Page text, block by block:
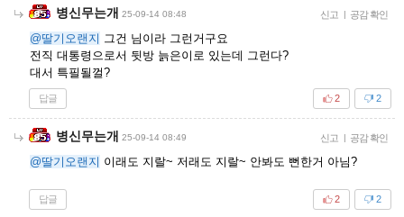
병신무는개 25-09-14 08:48 신고 | 공감 확인
@딸기오랜지 그건 님이라 그런거구요
전직 대통령으로서 뒷방 늙은이로 있는데 그런다?
대서 특필될껄?
답글 2
2
병신무는개 25-09-14 08:49 신고 | 공감 확인
@딸기오랜지 이래도 지랄~ 저래도 지랄~ 안봐도 뻔한거 아님?
답글 2
2